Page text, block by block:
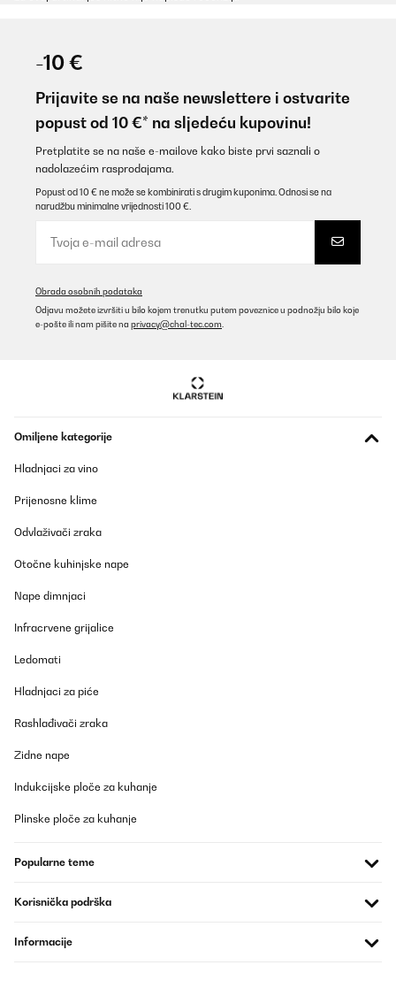
-10 €
Prijavite se na naše newslettere i ostvarite
popust od 10 €* na sljedeću kupovinu!
Pretplatite se na naše e-mailove kako biste prvi saznali o
nadolazećim rasprodajama.
Popust od 10 € ne može se kombinirati s drugim kuponima. Odnosi se na
narudžbu minimalne vrijednosti 100 €.
Obrada osobnih podataka
Odjavu možete izvršiti u bilo kojem trenutku putem poveznice u podnožju bilo koje
e-pošte ili nam pišite na privacy@chal-tec.com
Omiljene kategorije
Hladnjaci za vino
Prijenosne klime
Odvlaživači zraka
Otočne kuhinjske nape
Nape dimnjaci
Infracrvene grijalice
Ledomati
Hladnjaci za piće
Rashlađivači zraka
Zidne nape
Indukcijske ploče za kuhanje
Plinske ploče za kuhanje
Popularne teme
Korisnička podrška
Informacije